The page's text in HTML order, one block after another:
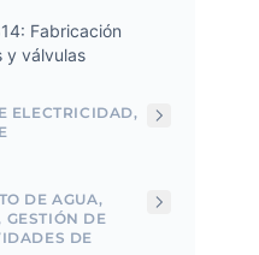
Fabricación
y válvulas
ELECTRICIDAD,
DE AGUA,
DE
DE